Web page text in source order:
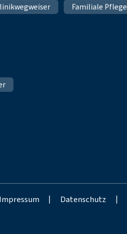
Familiale Pflege
Impressum | Datenschutz |